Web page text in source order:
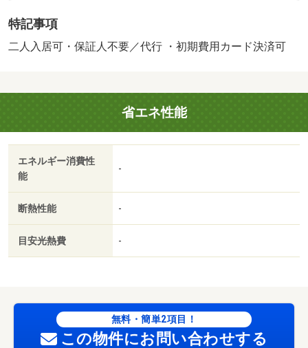
特記事項
二人入居可・保証人不要／代行 ・初期費用カード決済可
省エネ性能
エネルギー消費性
能
-
断熱性能 -
目安光熱費 -
無料・簡単2項目！
この物件にお問い合わせする